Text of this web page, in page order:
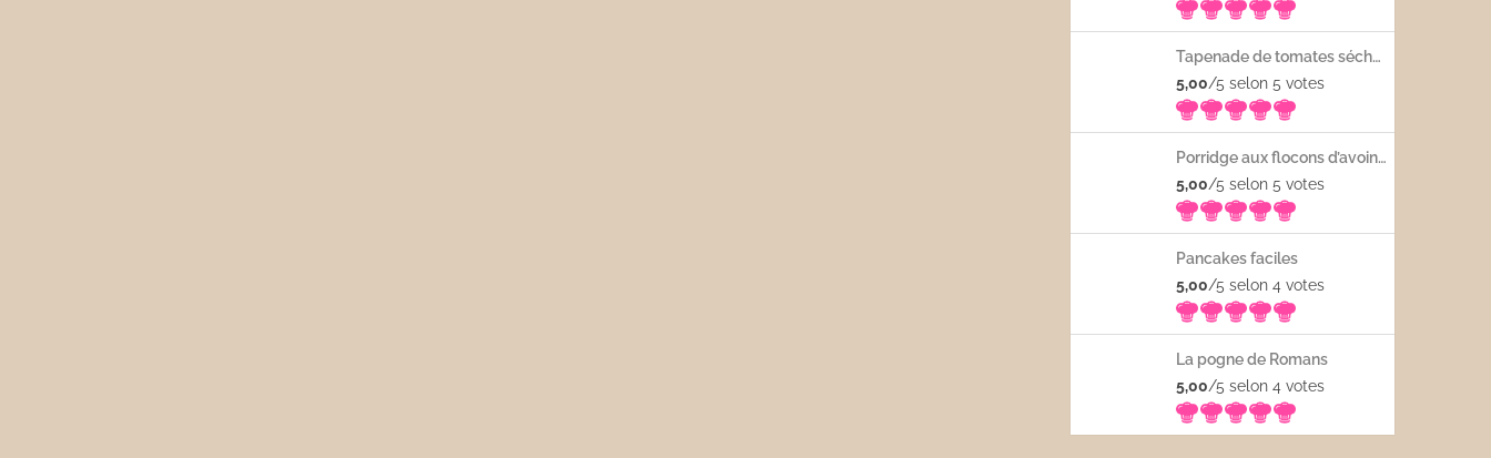
Tapenade de tomates séchées
5,00/5 selon 5 votes
Porridge aux flocons d’avoine avec les fruits frais
5,00/5 selon 5 votes
Pancakes faciles
5,00/5 selon 4 votes
La pogne de Romans
5,00/5 selon 4 votes